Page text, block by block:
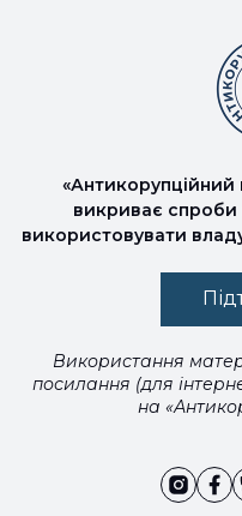
викриває спроби
використовувати
Використання
посилання (для
на